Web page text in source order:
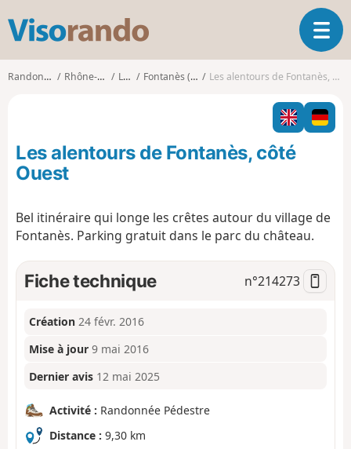
s
o
o
O
u
i
r
l
i
t
Randonnées Rhône-Alpes Loire Fontanès (Loire) Les alentours de Fontanès, côté Ouest
Les alentours de Fontanès, côté
Ouest
Bel itinéraire qui longe les crêtes autour du village de
Fontanès. Parking gratuit dans le parc du château.
Fiche technique n°214273
Création 24 févr. 2016
Mise à jour 9 mai 2016
Dernier avis 12 mai 2025
Activité : Randonnée Pédestre
Distance : 9,30 km